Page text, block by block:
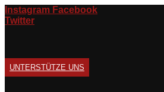
Zum
Inhalt
Instagram Facebook
Twitter
UNTERSTÜTZE UNS